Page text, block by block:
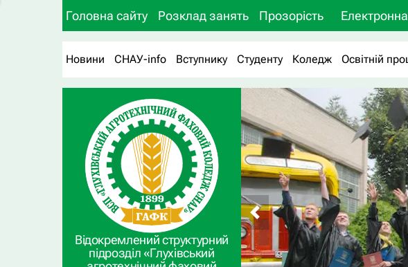
Головна сайту Розклад занять Прозорість
Новини СНАУ-info Вступнику Студенту Коледж Освітній
Відокремлений структурний
підрозділ «Глухівський